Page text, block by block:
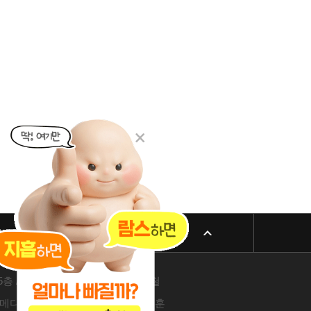
방침 패밀리 사이트
/ 605-26-86822 / 박윤찬, 김남철
디컬 14층 / 209-24-42511 / 서성훈